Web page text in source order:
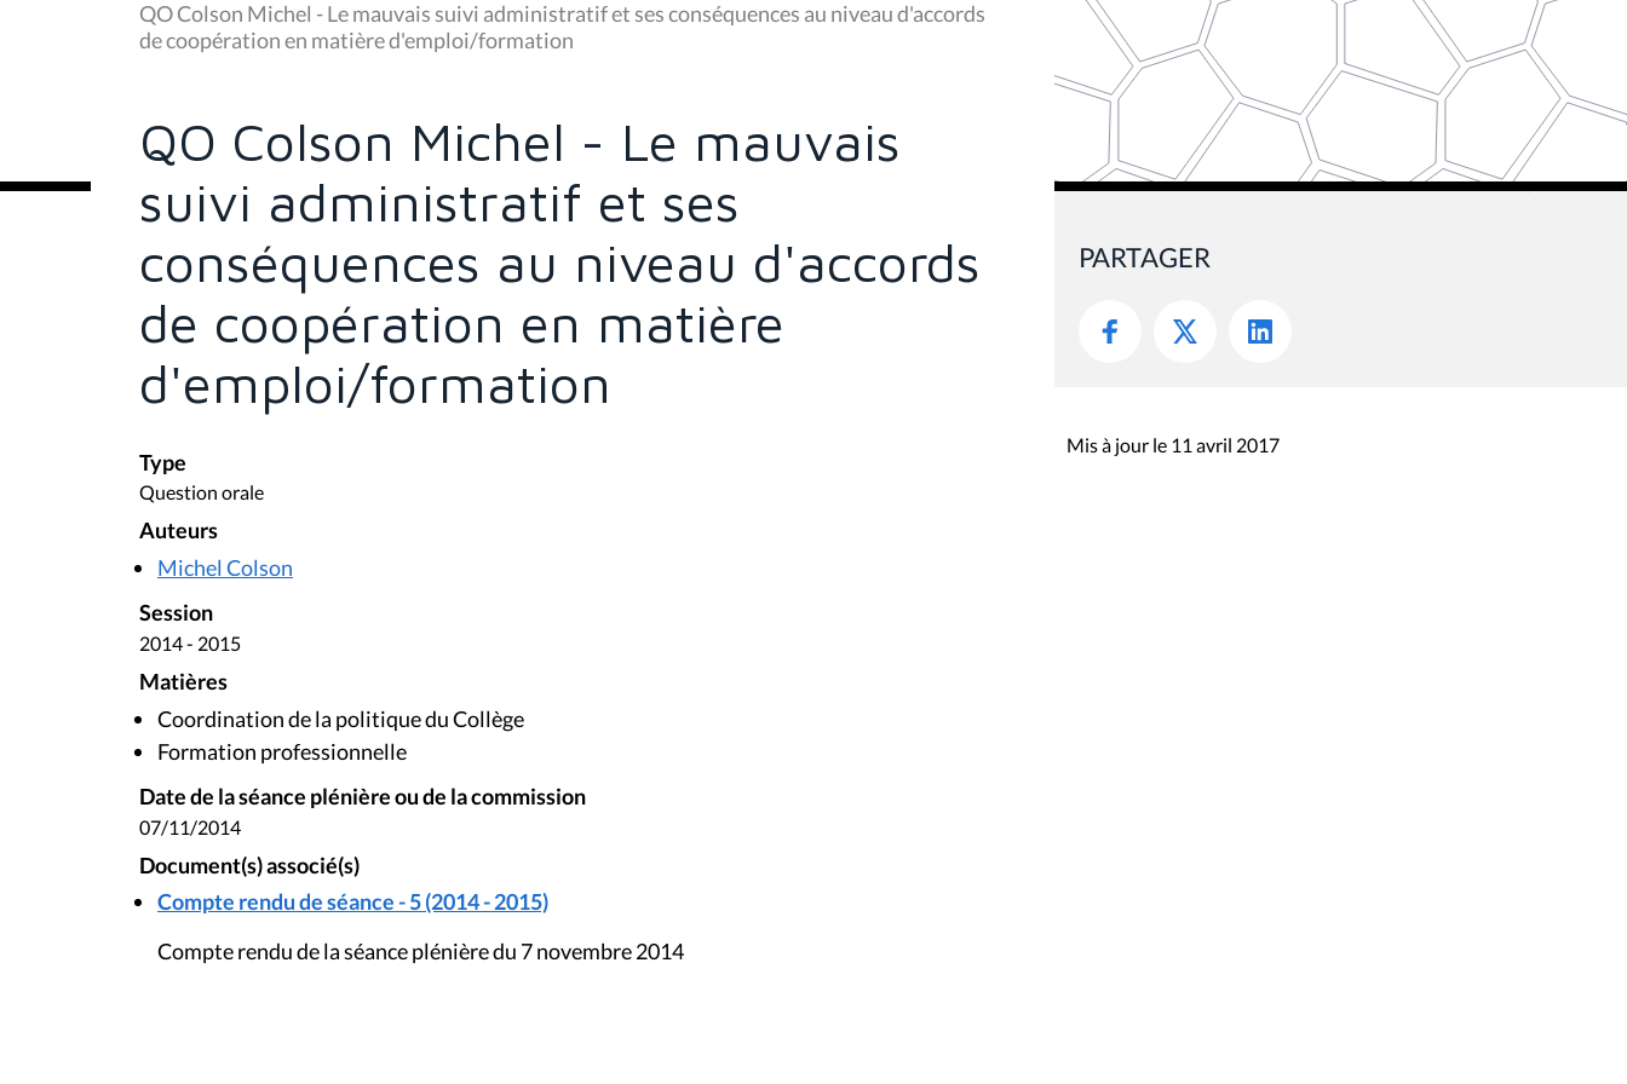
u
s
ê
c
:
QO Colson Michel - Le mauvais suivi administratif et ses conséquences au niveau d'accords
de coopération en matière d'emploi/formation
QO Colson Michel - Le mauvais
suivi administratif et ses
conséquences au niveau d'accords
de coopération en matière
d'emploi/formation
Type
Question orale
Auteurs
Michel Colson
Session
2014 - 2015
Matières
Coordination de la politique du Collège
Formation professionnelle
Date de la séance plénière ou de la commission
07/11/2014
Document(s) associé(s)
Compte rendu de séance - 5 (2014 - 2015)
Compte rendu de la séance plénière du 7 novembre 2014
PARTAGER
Mis à jour le 11 avril 2017